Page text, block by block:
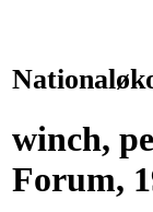
winch,
Forum,